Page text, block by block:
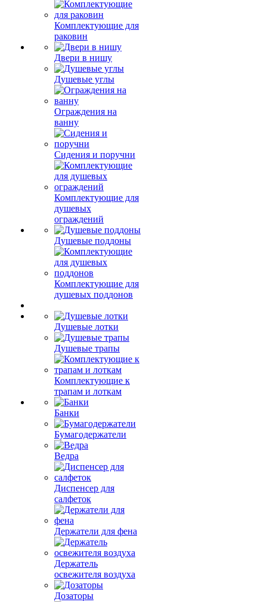
Комплектующие для
раковин
Двери в нишу
Душевые углы
Ограждения на
ванну
Сидения и поручни
Комплектующие для
душевых
ограждений
Душевые поддоны
Комплектующие для
душевых поддонов
Душевые лотки
Душевые трапы
Комплектующие к
трапам и лоткам
Банки
Бумагодержатели
Ведра
Диспенсер для
салфеток
Держатели для фена
Держатель
освежителя воздуха
Дозаторы